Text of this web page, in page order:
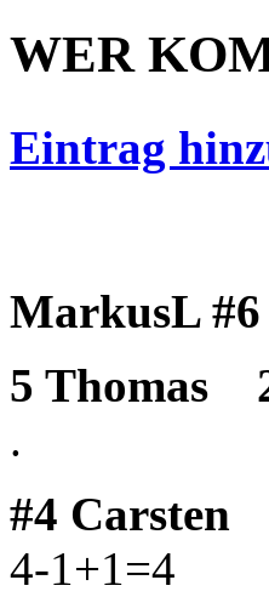
WER
Eintrag
MarkusL #6
5 Thomas
.
#4 Carsten
4-1+1=4